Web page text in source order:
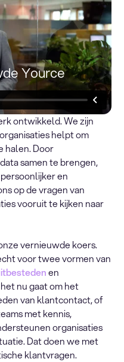
Yource
ontwikkeld. We zijn
helpt om
halen. Door
samen te brengen,
en
op de vragen van
vooruit te kijken naar
vernieuwde koers.
voor twee vormen van
en
nu gaat om het
van klantcontact, of
met kennis,
organisaties
Dat doen we met
klantvragen.